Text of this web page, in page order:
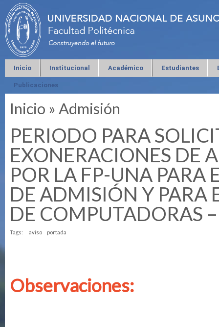
Inicio Institucional Académico Estudiantes
Publicaciones
Se encuentra usted aquí
Inicio » Admisión
PERIODO PARA
EXONERACIONES DE
POR LA FP-UNA PARA
DE ADMISIÓN Y PARA
DE COMPUTADORAS
Tags: aviso portada
Observaciones: